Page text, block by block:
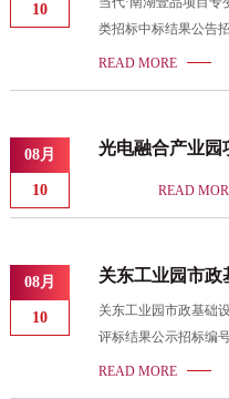
标人或招标代理机构
10
结果公告(标段编
202312FJ-
类招标中标结果公告
南湖壹品项目专变
服务系统（网址：
标结果公示，公示期
已经依法确定中标人
READ MORE
08月
10
光电融合产业园
READ
08月
10
关东工业园市政
关东工业园市政基础
评标结果公示招标编
况 关东工业园市政
READ MORE